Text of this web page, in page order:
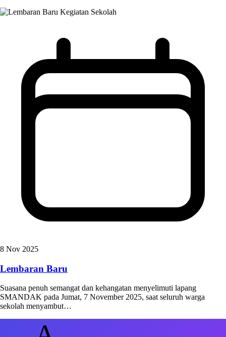
Kegiatan Sekolah
8 Nov 2025
Lembaran Baru
Suasana penuh semangat dan kehangatan menyelimuti lapang
SMANDAK pada Jumat, 7 November 2025, saat seluruh warga
sekolah menyambut…